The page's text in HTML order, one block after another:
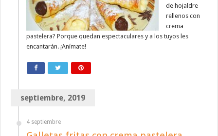
de hojaldre
rellenos con
crema
pastelera? Porque quedan espectaculares y a los tuyos les
encantarán. ¡Anímate!
septiembre, 2019
4 septiembre